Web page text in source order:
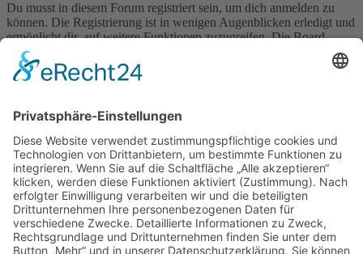
Du musst in diesem Forum registriert sein, um dich anmelden zu
können. Die Registrierung ist in wenigen Augenblicken erledigt und
ermöglicht dir, auf weitere Funktionen zuzugreifen. Die Board-
Administration kann registrierten Benutzern auch zusätzliche
Berechtigungen zuweisen. Beachte bitte unsere
Nutzungsbedingungen und die verwandten Regelungen, bevor du
wenn du dich in diesem Board bewegst.
Nutzungsbedingungen|Datenschutzerklärung
Registrieren
Foren-Übersicht
Alle Zeiten sindUTC+02:00
Alle Cookies löschen